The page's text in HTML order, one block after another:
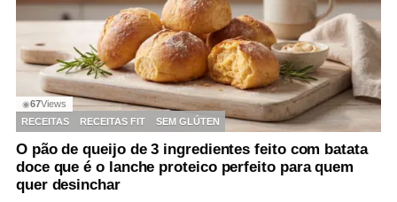
◉67Views
RECEITAS
RECEITAS FIT SEM GLÚTEN
O pão de queijo de 3 ingredientes feito com batata
doce que é o lanche proteico perfeito para quem
quer desinchar